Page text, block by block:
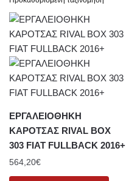
ΕΡΓΑΛΕΙΟΘΗΚΗ
ΚΑΡΟΤΣΑΣ RIVAL BOX
303 FIAT FULLBACK 2016+
564,20€